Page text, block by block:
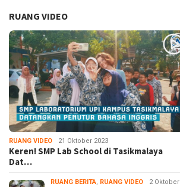
RUANG VIDEO
RUANG VIDEO 21 Oktober 2023
Keren! SMP Lab School di Tasikmalaya
Dat…
RUANG BERITA, RUANG VIDEO
2 Oktober